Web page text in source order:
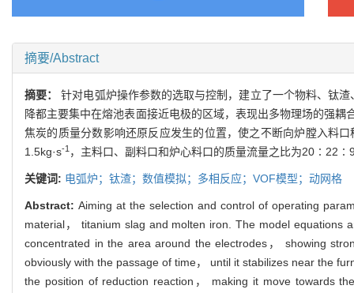
摘要/Abstract
摘要：针对电弧炉操作参数的选取与控制，建立了一个物料、钛
降都主要集中在熔池表面接近电极的区域，表现出多物理场的强
焦炭的质量分数影响还原反应发生的位置，使之不断向炉膛入料
1.5kg·s-1 ，主料口、副料口和炉心料口的质量流量之比为
关键词: 电弧炉；钛渣；数值模拟；多相反应；VOF模型；动网格
Abstract:Aiming at the selection and control of operating
material， titanium slag and molten iron. The model
concentrated in the area around the electrodes， showing
obviously with the passage of time， until it stabilizes near the
the position of reduction reaction， making it move towards